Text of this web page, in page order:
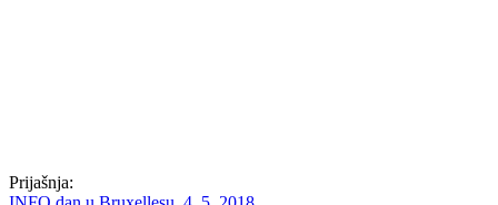
Prijašnja: